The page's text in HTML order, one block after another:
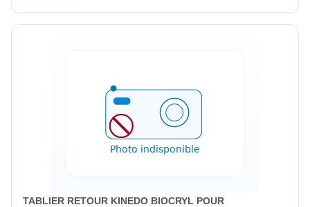
TABLIER RETOUR KINEDO BIOCRYL POUR